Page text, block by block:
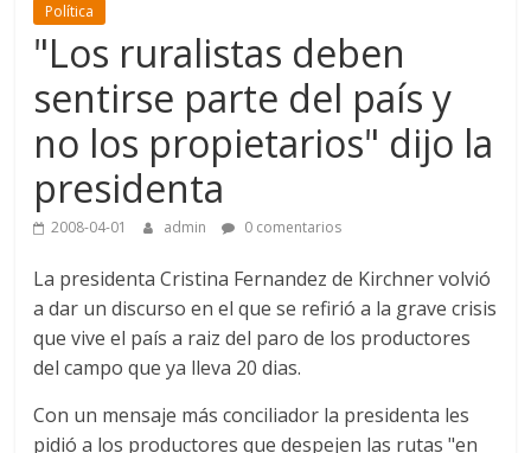
Política
"Los ruralistas deben
sentirse parte del país y
no los propietarios" dijo la
presidenta
2008-04-01 admin 0 comentarios
La presidenta Cristina Fernandez de Kirchner volvió
a dar un discurso en el que se refirió a la grave crisis
que vive el país a raiz del paro de los productores
del campo que ya lleva 20 dias.
Con un mensaje más conciliador la presidenta les
pidió a los productores que despejen las rutas "en